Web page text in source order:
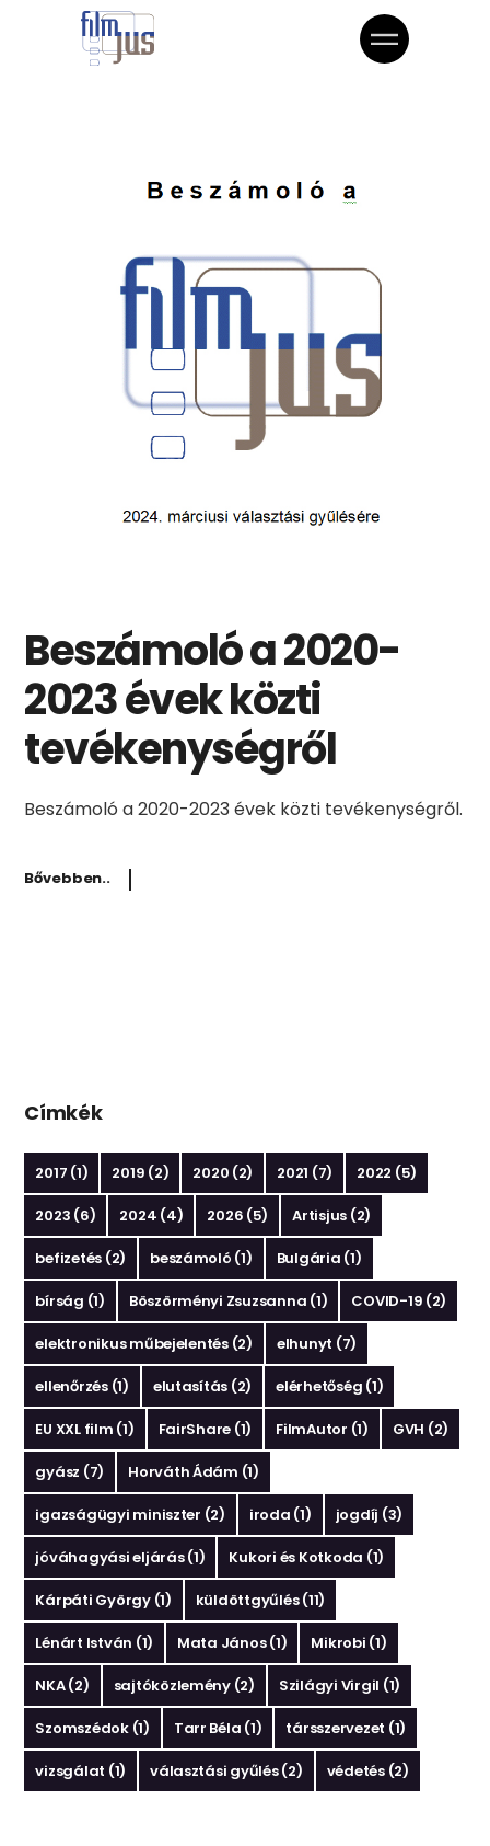
Beszámoló a 2020-
2023 évek közti
tevékenységről
Beszámoló a 2020-2023 évek közti tevékenységről.
Bővebben..
Címkék
2017 (1) 2019 (2) 2020 (2) 2021 (7) 2022 (5)
2023 (6) 2024 (4) 2026 (5) Artisjus (2)
befizetés (2) beszámoló (1) Bulgária (1)
bírság (1) Böszörményi Zsuzsanna (1) COVID-19 (2)
elektronikus műbejelentés(2) elhunyt (7)
ellenőrzés(1) elutasítás (2) elérhetőség (1)
EU XXL film (1) FairShare (1) FilmAutor (1) GVH (2)
gyász (7) Horváth Ádám (1)
igazságügyi miniszter (2) iroda (1) jogdíj (3)
jóváhagyási eljárás(1) Kukori és Kotkoda (1)
Kárpáti György(1) küldöttgyűlés(11)
Lénárt István (1) Mata János(1) Mikrobi (1)
NKA(2) sajtóközlemény(2) Szilágyi Virgil (1)
Szomszédok(1) Tarr Béla (1) társszervezet (1)
vizsgálat (1) választási gyűlés(2) védetés(2)